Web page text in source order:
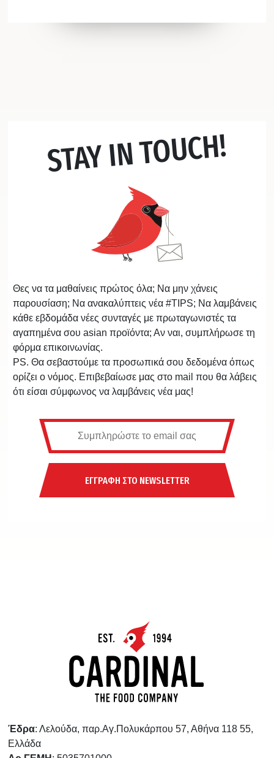
STAY IN TOUCH!
Θες να τα μαθαίνεις πρώτος όλα; Να μην χάνεις
παρουσίαση; Να ανακαλύπτεις νέα #TIPS; Να λαμβάνεις
κάθε εβδομάδα νέες συνταγές με πρωταγωνιστές τα
αγαπημένα σου asian προϊόντα; Αν ναι, συμπλήρωσε τη
φόρμα επικοινωνίας.
PS. Θα σεβαστούμε τα προσωπικά σου δεδομένα όπως
ορίζει ο νόμος. Επιβεβαίωσε μας στο mail που θα λάβεις
ότι είσαι σύμφωνος να λαμβάνεις νέα μας!
ΕΓΓΡΑΦΗ ΣΤΟ NEWSLETTER
Έδρα: Λελούδα, παρ.Αγ.Πολυκάρπου 57, Αθήνα 118 55,
Ελλάδα